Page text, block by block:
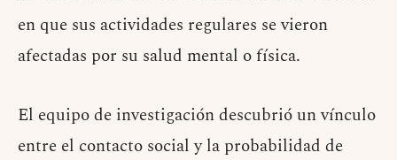
en que sus actividades regulares se vieron
afectadas por su salud mental o física.
El equipo de investigación descubrió un vínculo
entre el contacto social y la probabilidad de